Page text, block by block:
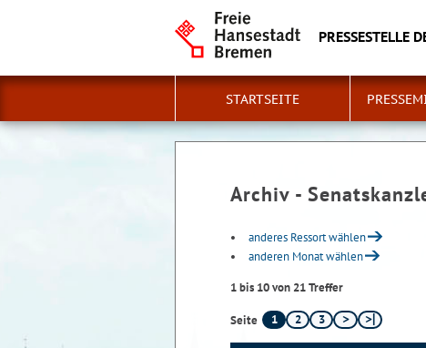
PRESSESTELLE
STARTSEITE
Archiv -
anderes Ressort wählen
anderen Monat wählen
1 bis 10 von 21 Treffer
Seite 1 2 3